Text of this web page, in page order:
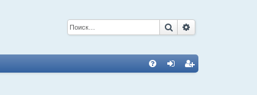
Поиск